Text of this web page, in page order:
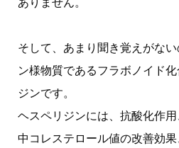
ありません。
そして、あまり聞き覚えがな
ン様物質であるフラボノイド
ジンです。
ヘスペリジンには、抗酸化作
中コレステロール値の改善効